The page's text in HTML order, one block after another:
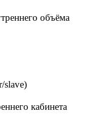
объёма
slave)
кабинета